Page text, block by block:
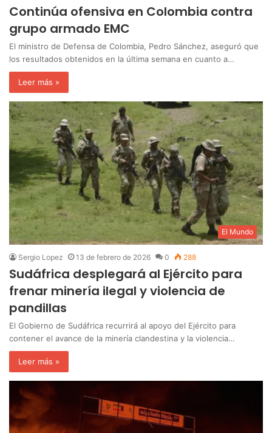
Continúa ofensiva en Colombia contra
grupo armado EMC
‎El ministro de Defensa de Colombia, Pedro Sánchez, aseguró que
los resultados obtenidos en la última semana en cuanto a…
Leer más »
El Mundo
Sergio Lopez 13 de febrero de 2026 0 288
Sudáfrica desplegará al Ejército para
frenar minería ilegal y violencia de
pandillas
El Gobierno de Sudáfrica recurrirá al apoyo del Ejército para
contener el avance de la minería clandestina y la violencia…
Leer más »